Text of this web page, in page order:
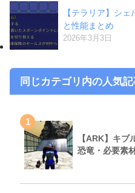
【テラリア】シ
と性能まとめ
2026年3月3日
同じカテゴリ内の人気
1
【ARK】キブ
恐竜・必要素